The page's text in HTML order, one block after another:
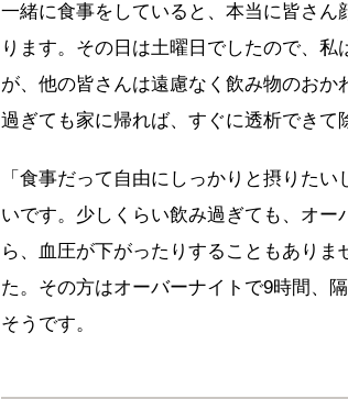
一緒に食事をしていると、本当に皆さ
ります。その日は土曜日でしたので、
が、他の皆さんは遠慮なく飲み物のお
過ぎても家に帰れば、すぐに透析できて
「食事だって自由にしっかりと摂りた
いです。少しくらい飲み過ぎても、オ
ら、血圧が下がったりすることもあり
た。その方はオーバーナイトで9時間、
そうです。